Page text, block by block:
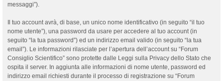
messaggi”).
Il tuo account avrà, di base, un unico nome identificativo (in seguito “il tuo
nome utente”), una password da usare per accedere al tuo account (in
seguito “la tua password”) ed un indirizzo email valido (in seguito “la tua
email”). Le informazioni rilasciate per l’apertura dell’account su “Forum
Consiglio Scientifico” sono protette dalle Leggi sulla Privacy dello Stato che
ospita il server. In aggiunta alle informazioni di nome utente, password ed
indirizzo email richiesti durante il processo di registrazione su “Forum